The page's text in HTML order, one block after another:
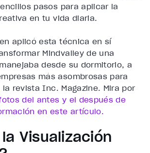
pasos para aplicar la
en tu vida diaria.
aplicó esta técnica en sí
Mindvalley de una
desde su dormitorio, a
más asombrosas para
revista Inc. Magazine. Mira por
del antes y el después de
en este artículo.
Visualización